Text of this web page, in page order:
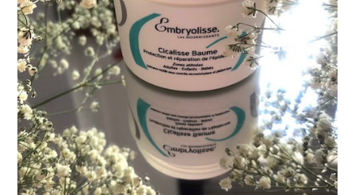
GRAIN DE FOLIE ET MES
PETITS TUYAUX…